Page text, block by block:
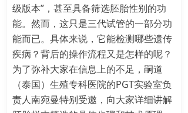
级版本”，甚至具备筛选胚胎性别的功
能。然而，这只是三代试管的一部分功
能而已。具体来说，它能检测哪些遗传
疾病？背后的操作流程又是怎样的呢？
为了弥补大家在信息上的不足，嗣道
（泰国）生殖专科医院的PGT实验室负
责人南宛曼特别受邀，向大家详细讲解